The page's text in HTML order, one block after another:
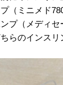
（ミニメド
プ（メディセ
らのインス